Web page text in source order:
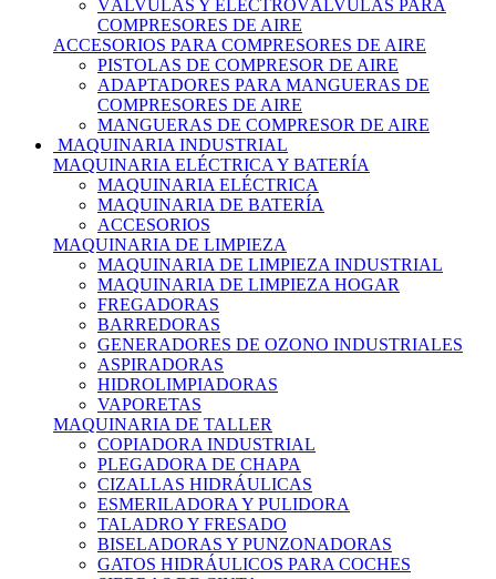
VÁLVULAS Y ELECTROVÁLVULAS PARA
COMPRESORES DE AIRE
ACCESORIOS PARA COMPRESORES DE AIRE
PISTOLAS DE COMPRESOR DE AIRE
ADAPTADORES PARA MANGUERAS DE
COMPRESORES DE AIRE
MANGUERAS DE COMPRESOR DE AIRE
MAQUINARIA INDUSTRIAL
MAQUINARIA ELÉCTRICA Y BATERÍA
MAQUINARIA ELÉCTRICA
MAQUINARIA DE BATERÍA
ACCESORIOS
MAQUINARIA DE LIMPIEZA
MAQUINARIA DE LIMPIEZA INDUSTRIAL
MAQUINARIA DE LIMPIEZA HOGAR
FREGADORAS
BARREDORAS
GENERADORES DE OZONO INDUSTRIALES
ASPIRADORAS
HIDROLIMPIADORAS
VAPORETAS
MAQUINARIA DE TALLER
COPIADORA INDUSTRIAL
PLEGADORA DE CHAPA
CIZALLAS HIDRÁULICAS
ESMERILADORA Y PULIDORA
TALADRO Y FRESADO
BISELADORAS Y PUNZONADORAS
GATOS HIDRÁULICOS PARA COCHES